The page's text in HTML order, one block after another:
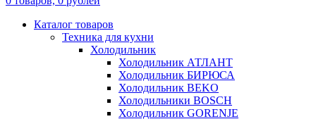
Каталог товаров
Техника для кухни
Холодильник
Холодильник АТЛАНТ
Холодильник БИРЮСА
Холодильник BEKO
Холодильники BOSCH
Холодильник GORENJE